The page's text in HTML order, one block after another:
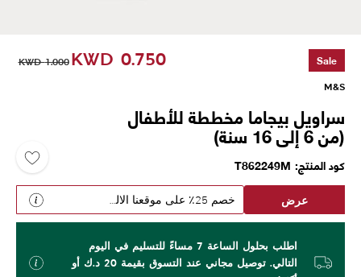
Sale
KWD 0.750
KWD1.000
M&S
سراويل بيجاما مخططة للأطفال
(من 6 إلى 16 سنة)
كود المنتج T862249M
عرض خصم 25٪ على موقعنا الالكتروني
اطلب بحلول الساعة 7 مساءً للتسليم في اليوم
التالي. توصيل مجاني عند التسوق بقيمة 20 د.ك أو